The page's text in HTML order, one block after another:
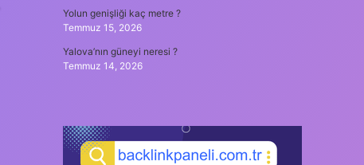
Yolun genişliği kaç metre ?
Temmuz 15, 2026
Yalova’nın güneyi neresi ?
Temmuz 14, 2026